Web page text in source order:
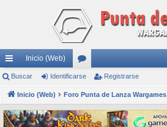
nl
ac
es
Inicio (Web)
or
os
Buscar Identificarse Registrarse
Inicio (Web) Foro Punta de Lanza Wargames